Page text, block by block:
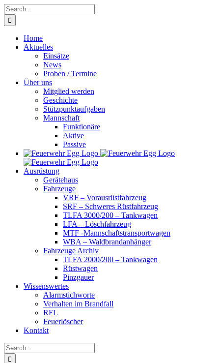
Skip
to
content
Search
for:
Home
Aktuelles
Einsätze
News
Proben / Termine
Über uns
Mitglied werden
Geschichte
Stützpunktaufgaben
Mannschaft
Funktionäre
Aktive
Passive
Ausrüstung
Gerätehaus
Fahrzeuge
VRF – Vorausrüstfahrzeug
SRF – Schweres Rüstfahrzeug
TLFA 3000/200 – Tankwagen
LFA – Löschfahrzeug
MTF -Mannschaftstransportwagen
WBA – Waldbrandanhänger
Fahrzeuge Archiv
TLFA 2000/200 – Tankwagen
Rüstwagen
Pinzgauer
Wissenswertes
Alarmstichworte
Verhalten im Brandfall
RFL
Feuerlöscher
Kontakt
Search
for: